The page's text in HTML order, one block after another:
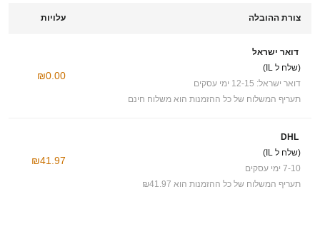
צורת ההובלה עלויות
דואר ישראל
(שלח ל IL)
דואר ישראל: 12-15 ימי עסקים
תעריף המשלוח של כל ההזמנות הוא משלוח חינם
₪0.00
DHL
(שלח ל IL)
7-10 ימי עסקים
תעריף המשלוח של כל ההזמנות הוא ₪41.97
₪41.97